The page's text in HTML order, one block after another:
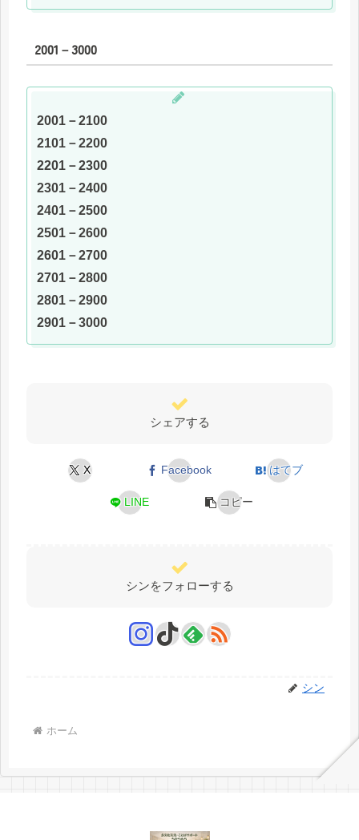
2001－3000
2001－2100
2101－2200
2201－2300
2301－2400
2401－2500
2501－2600
2601－2700
2701－2800
2801－2900
2901－3000
シェアする
X Facebook はてブ
LINE コピー
シンをフォローする
シン
ホーム